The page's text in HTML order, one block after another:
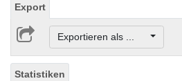
Export
Exportieren als ...
Statistiken